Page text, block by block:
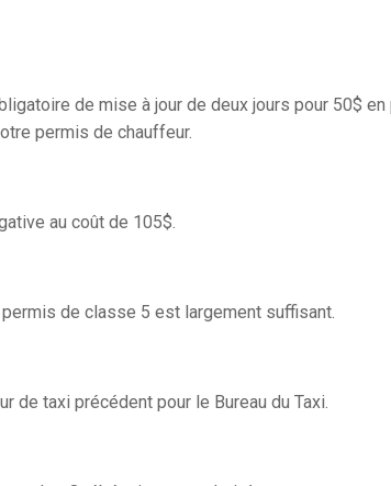
de mise à jour de deux jours pour 50$ en
permis de chauffeur.
au coût de 105$.
de classe 5 est largement suffisant.
de taxi précédent pour le Bureau du Taxi.